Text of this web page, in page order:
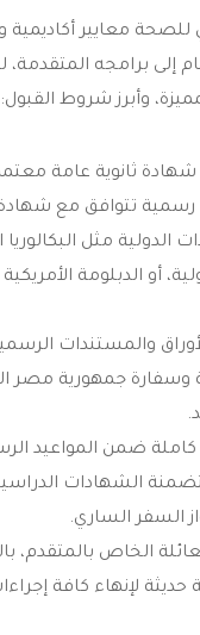
معايير أكاديمية
إلى برامجه المتقدمة،
وأبرز شروط القبول:
ثانوية عامة
رسمية تتوافق مع شهادة
الدولية مثل البكالوريا
أو الدبلومة
والمستندات
وسفارة جمهورية مصر
كاملة ضمن المواعيد
الشهادات الدراسية،
السفر الساري.
الخاص بالمتقدم،
لإنهاء كافة